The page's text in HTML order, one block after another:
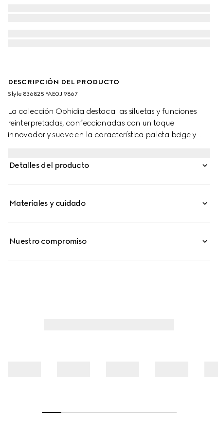
DESCRIPCIÓN DEL PRODUCTO
Style ‎836825 FAE0J 9867
La colección Ophidia destaca las siluetas y funciones
reinterpretadas, confeccionadas con un toque
innovador y suave en la característica paleta beige y
Detalles del producto
Materiales y cuidado
Nuestro compromiso